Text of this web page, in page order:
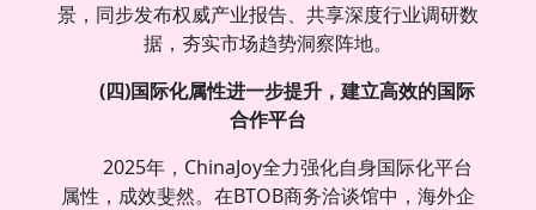
景，同步发布权威产业报告、共享深度行业调研数
据，夯实市场趋势洞察阵地。
(四)国际化属性进一步提升，建立高效的国际
合作平台
2025年，ChinaJoy全力强化自身国际化平台
属性，成效斐然。在BTOB商务洽谈馆中，海外企